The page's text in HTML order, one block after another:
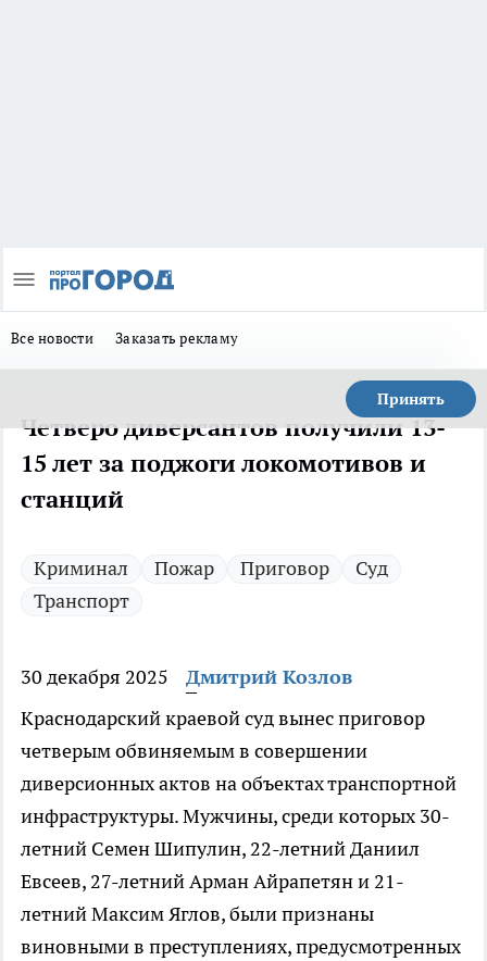
Все новости Заказать рекламу
Принять
Четверо диверсантов получили 13-
15 лет за поджоги локомотивов и
станций
Криминал Пожар Приговор
Суд
Транспорт
30 декабря 2025
Дмитрий Козлов
Краснодарский краевой суд вынес приговор
четверым обвиняемым в совершении
диверсионных актов на объектах транспортной
инфраструктуры. Мужчины, среди которых 30-
летний Семен Шипулин, 22-летний Даниил
Евсеев, 27-летний Арман Айрапетян и 21-
летний Максим Яглов, были признаны
виновными в преступлениях, предусмотренных